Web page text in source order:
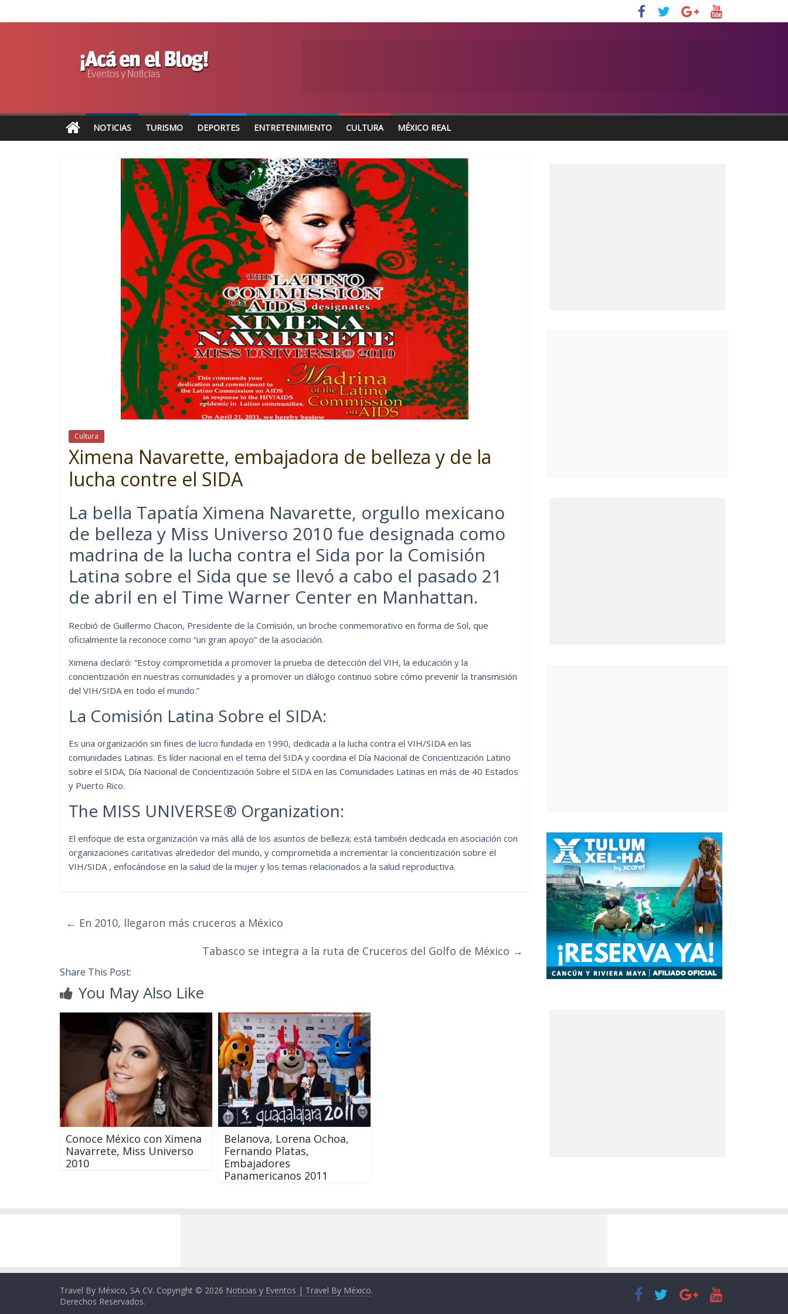
NOTICIAS TURISMO DEPORTES ENTRETENIMIENTO CULTURA MÉXICO REAL
Cultura
Ximena Navarette, embajadora de belleza y de la
lucha contre el SIDA
La bella Tapatía Ximena Navarette, orgullo mexicano
de belleza y Miss Universo 2010 fue designada como
madrina de la lucha contra el Sida por la Comisión
Latina sobre el Sida que se llevó a cabo el pasado 21
de abril en el Time Warner Center en Manhattan.
Recibió de Guillermo Chacon, Presidente de la Comisión, un broche conmemorativo en forma de Sol, que
oficialmente la reconoce como “un gran apoyo” de la asociación.
Ximena declaró: “Estoy comprometida a promover la prueba de detección del VIH, la educación y la
concientización en nuestras comunidades y a promover un diálogo continuo sobre cómo prevenir la transmisión
del VIH/SIDA en todo el mundo.”
La Comisión Latina Sobre el SIDA:
Es una organización sin fines de lucro fundada en 1990, dedicada a la lucha contra el VIH/SIDA en las
comunidades Latinas. Es líder nacional en el tema del SIDA y coordina el Día Nacional de Concientización Latino
sobre el SIDA, Día Nacional de Concientización Sobre el SIDA en las Comunidades Latinas en más de 40 Estados
y Puerto Rico.
The MISS UNIVERSE® Organization:
El enfoque de esta organización va más allá de los asuntos de belleza; está también dedicada en asociación con
organizaciones caritativas alrededor del mundo, y comprometida a incrementar la concientización sobre el
VIH/SIDA , enfocándose en la salud de la mujer y los temas relacionados a la salud reproductiva.
← En 2010, llegaron más cruceros a México
Tabasco se integra a la ruta de Cruceros del Golfo de México →
Share This Post:
You May Also Like
Conoce México con Ximena
Navarrete, Miss Universo
2010
Belanova, Lorena Ochoa,
Fernando Platas,
Embajadores
Panamericanos 2011
Travel By México, SA CV. Copyright © 2026 Noticias y Eventos | Travel By México.
Derechos Reservados.